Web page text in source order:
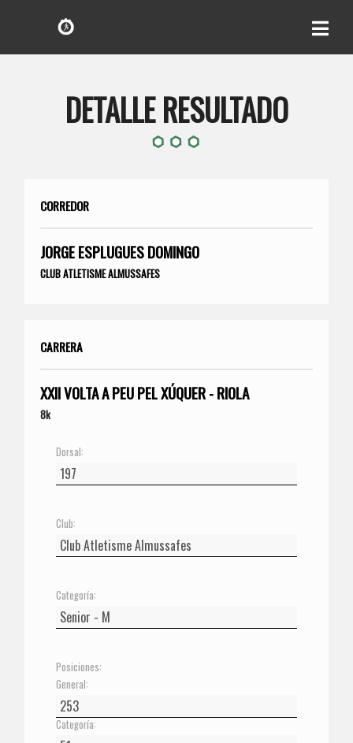
DETALLE RESULTADO
CORREDOR
JORGE ESPLUGUES DOMINGO
CLUB ATLETISME ALMUSSAFES
CARRERA
XXII VOLTA A PEU PEL XÚQUER - RIOLA
8k
Dorsal:
Club:
Categoría:
Posiciones:
General:
Categoría: